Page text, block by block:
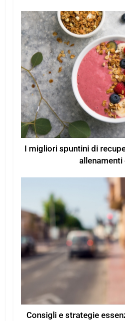
I migliori spuntini di
allenamenti
Consigli e strategie